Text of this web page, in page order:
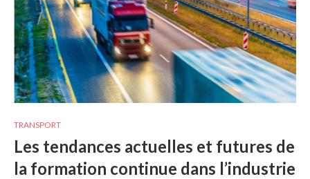
TRANSPORT
Les tendances actuelles et futures de
la formation continue dans l’industrie